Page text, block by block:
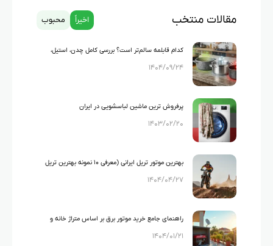
مقالات منتخب اخیراً محبوب
کدام قابلمه سالم‌تر است؟ بررسی کامل چدن، استیل،
گرانیت و تفلون
۱۴۰۴/۰۹/۲۴
پرفروش ترین ماشین لباسشویی در ایران
۱۴۰۳/۰۲/۲۰
بهترین موتور تریل ایرانی (معرفی ۱۰ نمونه بهترین تریل
های ایرانی)
۱۴۰۴/۰۴/۲۷
راهنمای جامع خرید موتور برق بر اساس متراژ خانه و
لوازم خانگی
۱۴۰۴/۰۱/۲۱